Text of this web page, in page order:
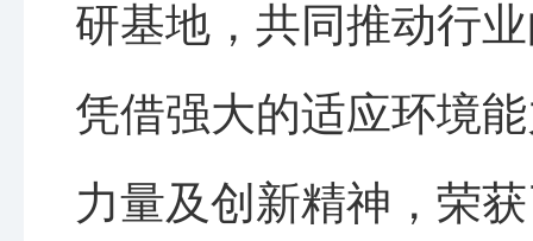
研基地，共同推动行
凭借强大的适应环境
力量及创新精神，荣